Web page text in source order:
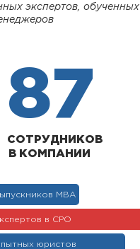
экспертов, обученных
87
СОТРУДНИКОВ
В КОМПАНИИ
МВА
в СРО
юристов